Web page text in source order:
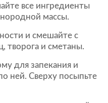
все ингредиенты
массы.
и смешайте с
творога и сметаны.
для запекания и
ней. Сверху посыпьте